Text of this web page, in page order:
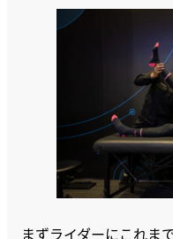
まずライダーにこれま